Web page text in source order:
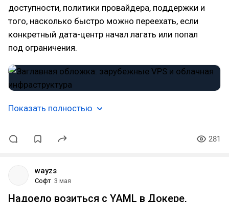
доступности, политики провайдера, поддержки и
того, насколько быстро можно переехать, если
конкретный дата-центр начал лагать или попал
под ограничения.
Показать полностью
281
wayzs
Софт 3 мая
Надоело возиться с YAML в Докере,